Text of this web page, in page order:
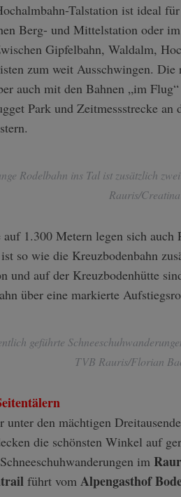
Talstation ist ideal
Berg- und Mittelstation oder im
Gipfelbahn, Waldalm,
zum weit Ausschwingen.
auch mit den Bahnen „im
Park und Zeitmessstrecke
Rodelbahn ins Tal ist zusätzlich
Rauris/Creatina
1.300 Metern legen sich
so wie die Kreuzbodenbahn
und auf der Kreuzbodenhütte
über eine markierte
geführte
TVB Rauris/Florian
unter den mächtigen
die schönsten Winkel auf
im
führt vom Alpengasthof